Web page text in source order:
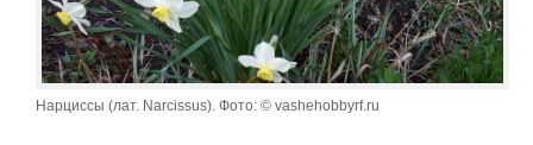
Нарциссы (лат. Narcissus). Фото: © vashehobbyrf.ru